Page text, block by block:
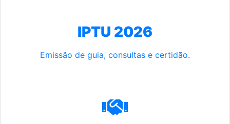
IPTU 2026
Emissão de guia, consultas e certidão.